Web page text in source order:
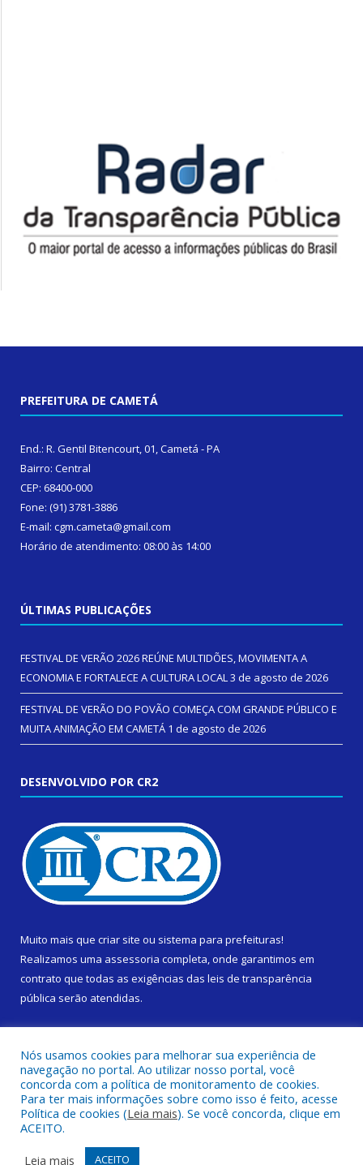
PREFEITURA DE CAMETÁ
End.: R. Gentil Bitencourt, 01, Cametá - PA
Bairro: Central
CEP: 68400-000
Fone: (91) 3781-3886
E-mail: cgm.cameta@gmail.com
Horário de atendimento: 08:00 às 14:00
ÚLTIMAS PUBLICAÇÕES
FESTIVAL DE VERÃO 2026 REÚNE MULTIDÕES, MOVIMENTA A
ECONOMIA E FORTALECE A CULTURA LOCAL3 de agosto de 2026
FESTIVAL DE VERÃO DO POVÃO COMEÇA COM GRANDE PÚBLICO E
MUITA ANIMAÇÃO EM CAMETÁ 1 de agosto de 2026
DESENVOLVIDO POR CR2
Muito mais que criar site ou sistema para prefeituras!
Realizamos uma assessoria completa, onde garantimos em
contrato que todas as exigências das leis de transparência
pública serão atendidas.
Todos os direitos reservados a Prefeitura Municipal de Cametá.
Mapa do Site Acessar Área Administrativa
Nós usamos cookies para melhorar sua experiência de
navegação no portal. Ao utilizar nosso portal, você
concorda com a política de monitoramento de cookies.
Para ter mais informações sobre como isso é feito, acesse
Política de cookies (Leia mais). Se você concorda, clique em
ACEITO.
Leia mais
ACEITO